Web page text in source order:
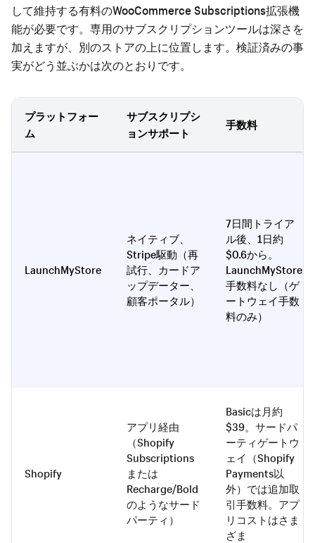
して維持する有料のWooCommerce Subscriptions拡張機
能が必要です。専用のサブスクリプションツールは深さを
加えますが、別のストアの上に位置します。検証済みの事
実がどう並ぶかは次のとおりです。
プラットフォー
ム
サブスクリプシ
ョンサポート
手数料
LaunchMyStore
ネイティブ、
Stripe駆動（再
試行、カードア
ップデーター、
顧客ポータル）
7日間トライア
ル後、1日約
$0.6から。
LaunchMyStore
手数料なし（ゲ
ートウェイ手数
料のみ）
Shopify
アプリ経由
（Shopify
Subscriptions
または
Recharge/Bold
のようなサード
パーティ）
Basicは月約
$39。サードパ
ーティゲートウ
ェイ（Shopify
Payments以
外）では追加取
引手数料。アプ
リコストはさま
ざま